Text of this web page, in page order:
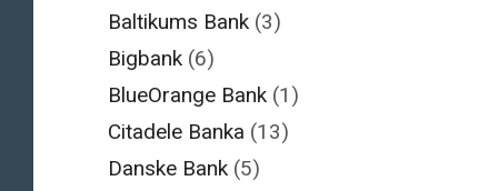
Baltikums Bank (3)
Bigbank (6)
BlueOrange Bank (1)
Citadele Banka (13)
Danske Bank (5)